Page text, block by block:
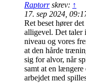
Raptorrskrev: ↑
17. sep 2024,
Ret beset hører
alligevel. Det taler
niveau og vores
at den hårde
sig for alvor, når
samt at en
arbejdet med